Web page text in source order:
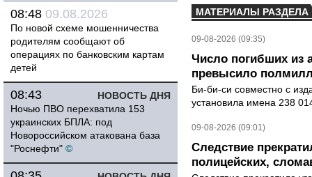
08:48 09.08.2026
По новой схеме мошенничества
родителям сообщают об
операциях по банковским картам
детей
НОВОСТЬ ДНЯ
08:43
Ночью ПВО перехватила 153
украинских БПЛА: под
Новороссийском атакована база
"Роснефти" ©
МАТЕРИАЛЫ РАЗДЕЛА
09-08-2026 (09:35)
Число погибших из
превысило
Би-би-си совместно с
установила имена 238
09-08-2026 (09:01)
Следствие
полицейских,